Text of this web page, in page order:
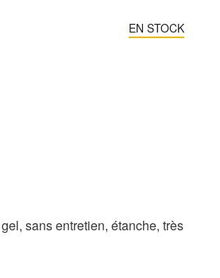
EN STOCK
sans entretien, étanche, très